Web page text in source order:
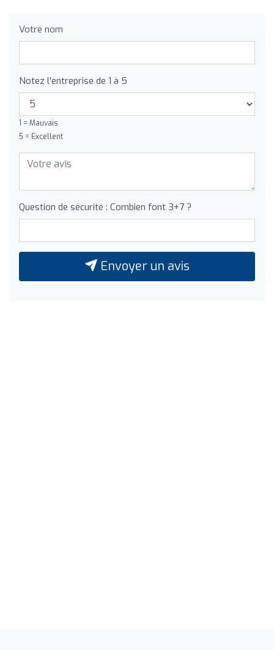
Votre nom
Notez l'entreprise de 1 à 5
1 = Mauvais
5 = Excellent
Question de sécurité : Combien font 3+7 ?
Envoyer un avis